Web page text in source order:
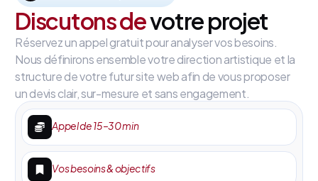
Discutons devotre projet
Réservez un appel gratuit pour analyser vos besoins.
Nous définirons ensemble votre direction artistique et la
structure de votre futur site web afin de vous proposer
un devis clair, sur-mesure et sans engagement.
Appel de 15–30 min
Vos besoins & objectifs